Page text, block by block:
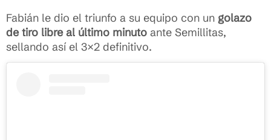
Fabián le dio el triunfo a su equipo con un golazo
de tiro libre al último minuto ante Semillitas,
sellando así el 3×2 definitivo.